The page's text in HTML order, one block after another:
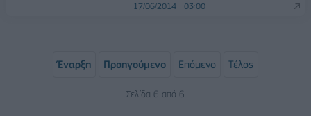
17/06/2014 - 03:00
Έναρξη Προηγούμενο Επόμενο Τέλος
Σελίδα 6 από 6